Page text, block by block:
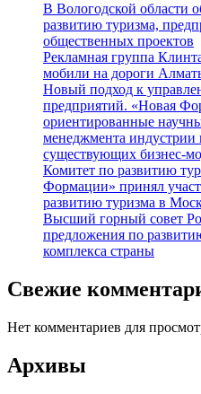
В Вологодской области
развитию туризма,
общественных проектов
Рекламная группа
мобили на дороги
Новый подход к
предприятий. «Новая
ориентированные
менеджмента индустрии
существующих бизнес-
Комитет по развитию
Формации» принял
развитию туризма в
Высший горный совет
предложения по
комплекса страны
Свежие
Нет комментариев для
Архивы